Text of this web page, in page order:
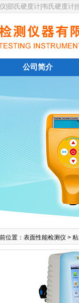
|邵氏硬度计|韦氏硬度计|
公司简介
位置： 表面性能检测仪 >